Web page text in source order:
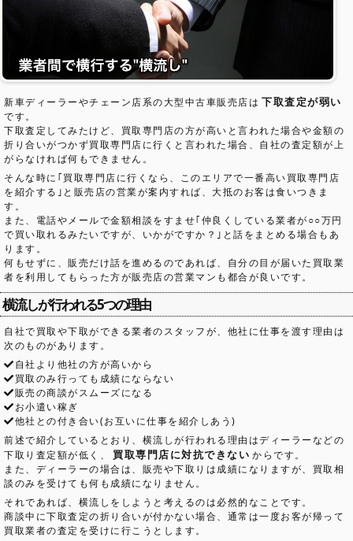
新車ディーラーやチェーン店系の大型中古車販売店は 下取査定が弱い
です。
下取査定してみたけど、買取専門店の方が高いと言われた場合や金額の
折り合いがつかず買取専門店に行くと言われた場合、自社の査定額が上
がらなければ何もできません。
そんな時に｢買取専門店に行くなら、このエリアで一番高い買取専門店
を紹介する｣と販売店の営業が案内すれば、大抵のお客は食いつきま
す。
また、電話やメールで金額相談をすませ｢仲良くしている業者が○○万円
で買い取れるみたいですが、いかがですか？｣と話をまとめる場合もあ
ります。
何もせずに、販売だけ話を進めるのであれば、自分の目が届いた買取業
者を利用してもらった方が販売店の営業マンも都合が良いです。
横流しが行われる5つの理由
自社で買取や下取ができる業者のスタッフが、他社に仕事を渡す理由は
次のものがあります。
自社より他社の方が高いから
買取のみ行っても成績にならない
販売の商談がスムーズになる
お小遣い稼ぎ
他社との付き合い(お互いに仕事を紹介しあう)
前述で紹介しているとおり、横流しが行われる理由はディーラーなどの
下取り査定額が低く、
買取専門店に対抗できない からです。
また、ディーラーの場合は、販売や下取りは成績になりますが、買取相
談のみを受けても何も成績になりません。
それであれば、横流しをしようと考えるのは必然的なことです。
商談中に下取査定の折り合いが付かない場合、通常は一度お客が帰って
買取業者の査定を受けに行こうとします。